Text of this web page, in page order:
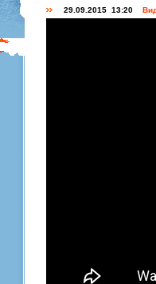
29.09.2015 13:20